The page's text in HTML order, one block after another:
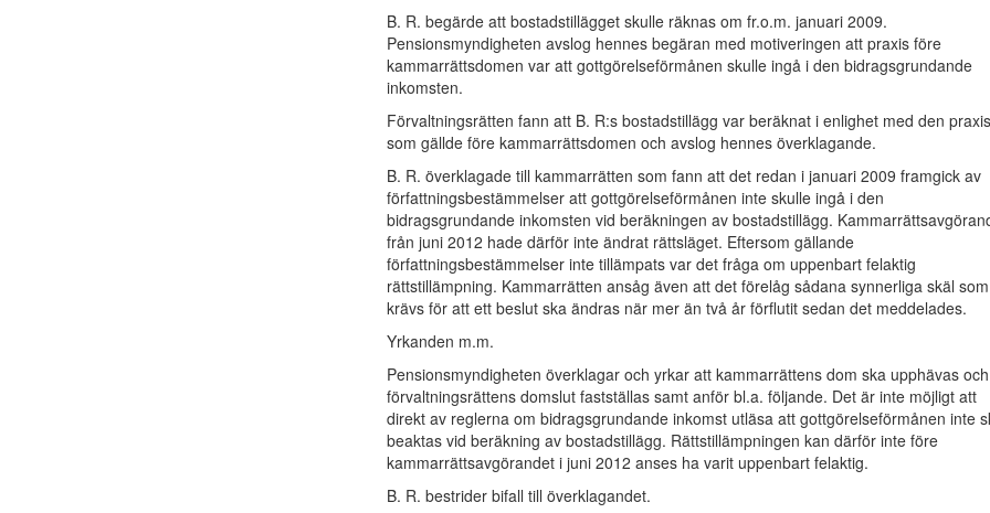
B. R. begärde att bostadstillägget skulle räknas om fr.o.m. januari 2009.
Pensionsmyndigheten avslog hennes begäran med motiveringen att praxis före
kammarrättsdomen var att gottgörelseförmånen skulle ingå i den bidragsgrundande
inkomsten.
Förvaltningsrätten fann att B. R:s bostadstillägg var beräknat i enlighet med den praxis
som gällde före kammarrättsdomen och avslog hennes överklagande.
B. R. överklagade till kammarrätten som fann att det redan i januari 2009 framgick av
författningsbestämmelser att gottgörelseförmånen inte skulle ingå i den
bidragsgrundande inkomsten vid beräkningen av bostadstillägg.
från juni 2012 hade därför inte ändrat rättsläget. Eftersom gällande
författningsbestämmelser inte tillämpats var det fråga om uppenbart felaktig
rättstillämpning. Kammarrätten ansåg även att det förelåg sådana synnerliga skäl som
krävs för att ett beslut ska ändras när mer än två år förflutit sedan det meddelades.
Yrkanden m.m.
Pensionsmyndigheten överklagar och yrkar att kammarrättens dom ska upphävas och
förvaltningsrättens domslut fastställas samt anför bl.a. följande. Det är inte möjligt att
direkt av reglerna om bidragsgrundande inkomst utläsa att gottgörelseförmånen inte
beaktas vid beräkning av bostadstillägg. Rättstillämpningen kan därför inte före
kammarrättsavgörandet i juni 2012 anses ha varit uppenbart felaktig.
B. R. bestrider bifall till överklagandet.